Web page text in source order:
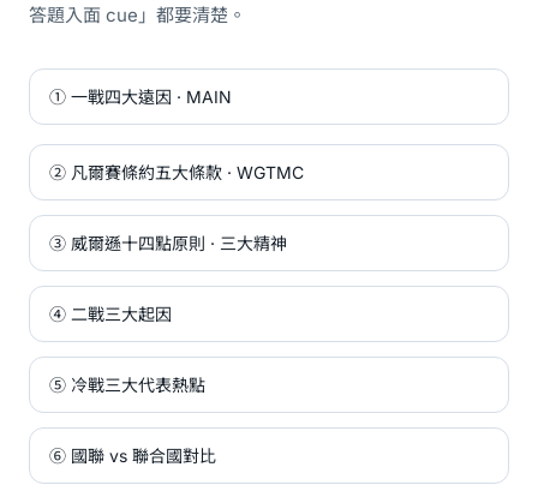
答題入面 cue」都要清楚。
① 一戰四大遠因 · MAIN
② 凡爾賽條約五大條款 · WGTMC
③ 威爾遜十四點原則 · 三大精神
④ 二戰三大起因
⑤ 冷戰三大代表熱點
⑥ 國聯 vs 聯合國對比